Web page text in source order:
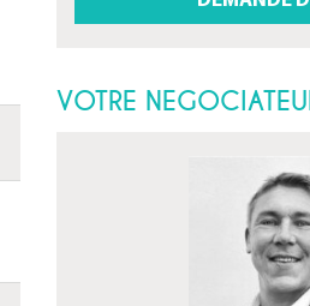
VOTRE